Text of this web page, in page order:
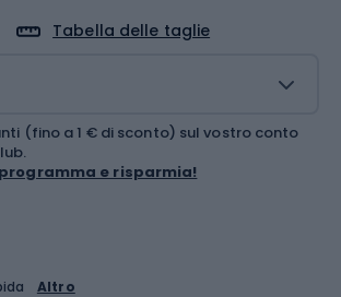
Tabella delle taglie
(fino a 1 € di sconto) sul vostro conto
e risparmia!
Altro